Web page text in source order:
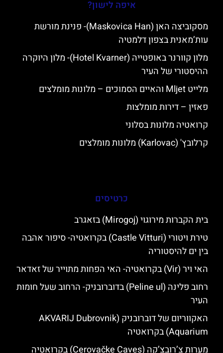
איפה לישון?
מסקוביצה האן (Maskovica Han)- פנינת מורשת
עות’מאנית בצפון דלמטיה
מלון קוורנר באופטייה (Hotel Kvarner)- מלון היוקרה
ההיסטורי של העיר
מלייט Mljet והאיים הסמוכים – מלונות מומלצים
פאזין – דירות מומלצות
קרואטיה מלונות בסלוני
קרלובץ' (Karlovac) מלונות מומלצים
כרטיסים
בית הקברות מירוגוי (Mirogoj) בזאגרב
טירת ויטורי (Castle Vitturi) בקרואטיה- סיפור אהבה
בין ים להיסטוריה
האי ויר (Vir) בקרואטיה- האי הפחות מתוייר של זאדאר
רחוב פלינה (Peline ul) בדוברובניק- הרחוב שעל חומות
העיר
האקווריום של דוברובניק (AKVARIJ Dubrovnik
Aquarium) בקרואטיה
מערות צ’רובצ’קה (Cerovačke Caves) בקרואטיה